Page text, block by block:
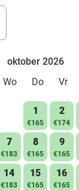
oktober 2026
Wo Do Vr
1
€165
2
€174
7
€183
8
€165
9
€165
14
€183
15
€165
16
€165